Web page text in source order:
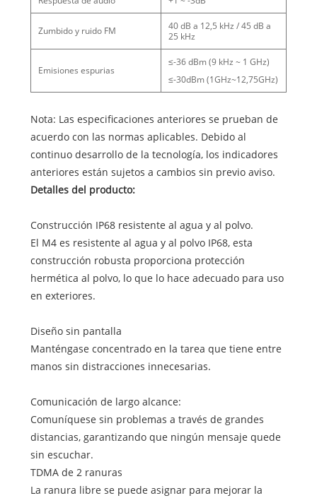
Zumbido y ruido FM
40 dB a 12,5 kHz / 45 dB a
25 kHz
Emisiones espurias
≤-36 dBm (9 kHz ~ 1 GHz)
≤-30dBm (1GHz~12,75GHz)
Nota: Las especificaciones anteriores se prueban de
acuerdo con las normas aplicables. Debido al
continuo desarrollo de la tecnología, los indicadores
anteriores están sujetos a cambios sin previo aviso.
Detalles del producto:
Construcción IP68 resistente al agua y al polvo.
El M4 es resistente al agua y al polvo IP68, esta
construcción robusta proporciona protección
hermética al polvo, lo que lo hace adecuado para uso
en exteriores.
Diseño sin pantalla
Manténgase concentrado en la tarea que tiene entre
manos sin distracciones innecesarias.
Comunicación de largo alcance:
Comuníquese sin problemas a través de grandes
distancias, garantizando que ningún mensaje quede
sin escuchar.
TDMA de 2 ranuras
La ranura libre se puede asignar para mejorar la